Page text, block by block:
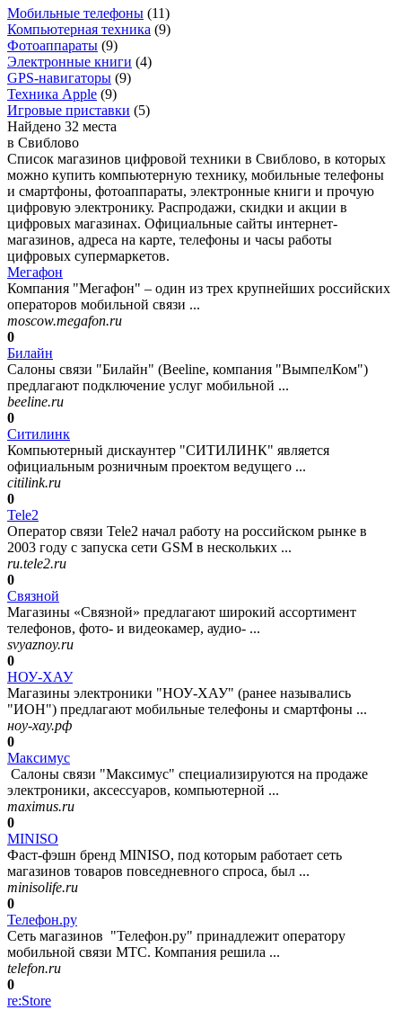
Мобильные телефоны (11)
Компьютерная техника (9)
Фотоаппараты (9)
Электронные книги (4)
GPS-навигаторы (9)
Техника Apple (9)
Игровые приставки (5)
Найдено 32 места
в Свиблово
Список магазинов цифровой техники в Свиблово, в которых
можно купить компьютерную технику, мобильные телефоны
и смартфоны, фотоаппараты, электронные книги и прочую
цифровую электронику. Распродажи, скидки и акции в
цифровых магазинах. Официальные сайты интернет-
магазинов, адреса на карте, телефоны и часы работы
цифровых супермаркетов.
Мегафон
Компания "Мегафон" – один из трех крупнейших российских
операторов мобильной связи ...
moscow.megafon.ru
0
Билайн
Салоны связи "Билайн" (Beeline, компания "ВымпелКом")
предлагают подключение услуг мобильной ...
beeline.ru
0
Ситилинк
Компьютерный дискаунтер "СИТИЛИНК" является
официальным розничным проектом ведущего ...
citilink.ru
0
Tele2
Оператор связи Tele2 начал работу на российском рынке в
2003 году с запуска сети GSM в нескольких ...
ru.tele2.ru
0
Связной
Магазины «Связной» предлагают широкий ассортимент
телефонов, фото- и видеокамер, аудио- ...
svyaznoy.ru
0
НОУ-ХАУ
Магазины электроники "НОУ-ХАУ" (ранее назывались
"ИОН") предлагают мобильные телефоны и смартфоны ...
ноу-хау.рф
0
Максимус
Салоны связи "Максимус" специализируются на продаже
электроники, аксессуаров, компьютерной ...
maximus.ru
0
MINISO
Фаст‑фэшн бренд MINISO, под которым работает сеть
магазинов товаров повседневного спроса, был ...
minisolife.ru
0
Телефон.ру
Сеть магазинов "Телефон.ру" принадлежит оператору
мобильной связи МТС. Компания решила ...
telefon.ru
0
re:Store